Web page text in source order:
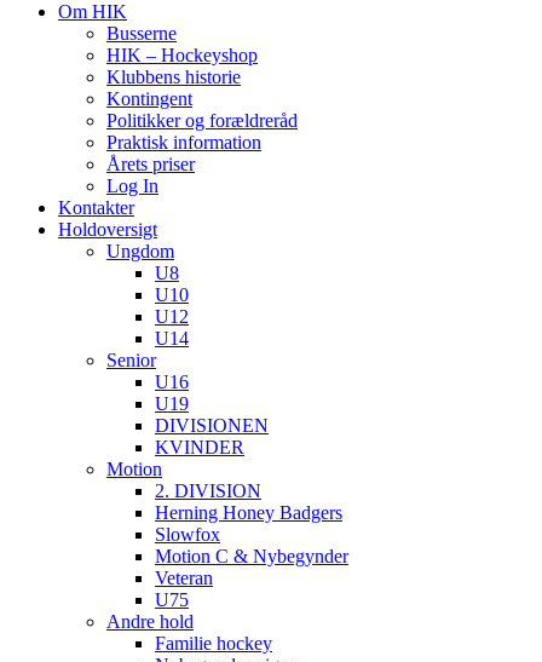
Om HIK
Busserne
HIK – Hockeyshop
Klubbens historie
Kontingent
Politikker og forældreråd
Praktisk information
Årets priser
Log In
Kontakter
Holdoversigt
Ungdom
U8
U10
U12
U14
Senior
U16
U19
DIVISIONEN
KVINDER
Motion
2. DIVISION
Herning Honey Badgers
Slowfox
Motion C & Nybegynder
Veteran
U75
Andre hold
Familie hockey